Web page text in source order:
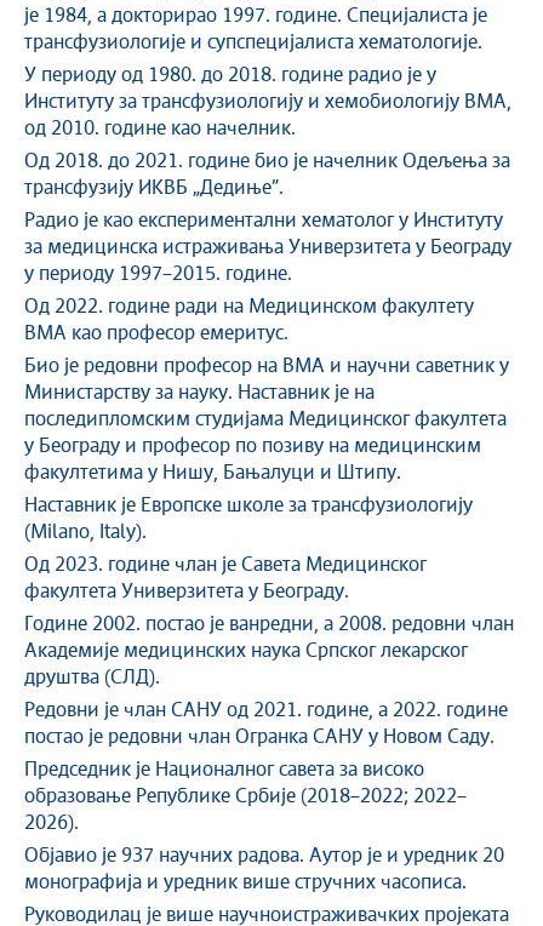
је 1984, а докторирао 1997. године. Специјалиста је
трансфузиологије и супспецијалиста хематологије.
У периоду од 1980. до 2018. године радио је у
Институту за трансфузиологију и хемобиологију ВМА,
од 2010. године као начелник.
Од 2018. до 2021. године био је начелник Одељења за
трансфузију ИКВБ „Дедиње”.
Радио је као експериментални хематолог у Институту
за медицинска истраживања Универзитета у Београду
у периоду 1997–2015. године.
Од 2022. године ради на Медицинском факултету
ВМА као професор емеритус.
Био је редовни професор на ВМА и научни саветник у
Министарству за науку. Наставник је на
последипломским студијама Медицинског факултета
у Београду и професор по позиву на медицинским
факултетима у Нишу, Бањалуци и Штипу.
Наставник је Европске школе за трансфузиологију
(Milano, Italy).
Од 2023. године члан је Савета Медицинског
факултета Универзитета у Београду.
Године 2002. постао је ванредни, а 2008. редовни члан
Академије медицинских наука Српског лекарског
друштва (СЛД).
Редовни је члан САНУ од 2021. године, а 2022. године
постао је редовни члан Огранка САНУ у Новом Саду.
Председник је Националног савета за високо
образовање Републике Србије (2018–2022; 2022–
2026).
Објавио је 937 научних радова. Аутор је и уредник 20
монографија и уредник више стручних часописа.
Руководилац је више научноистраживачких пројеката